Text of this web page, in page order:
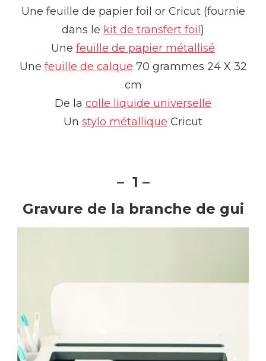
Une feuille de papier foil or Cricut (fournie
dans le kit de transfert foil )
Une feuille de papier métallisé
Une feuille de calque 70 grammes 24 X 32
cm
De la colle liquide universelle
Un stylo métallique Cricut
– 1 –
Gravure de la branche de gui